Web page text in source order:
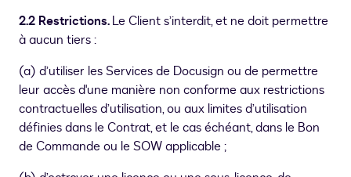
2.2 Restrictions.Le Client s’interdit, et ne doit permettre
à aucun tiers :
(a) d’utiliser les Services de Docusign ou de permettre
leur accès d'une manière non conforme aux restrictions
contractuelles d’utilisation, ou aux limites d’utilisation
définies dans le Contrat, et le cas échéant, dans le Bon
de Commande ou le SOW applicable ;